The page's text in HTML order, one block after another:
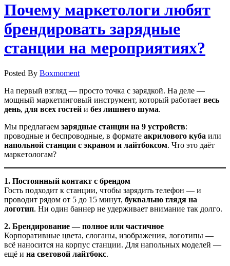
Почему маркетологи любят
брендировать зарядные
станции на мероприятиях?
Posted By Boxmoment
На первый взгляд — просто точка с зарядкой. На деле —
мощный маркетинговый инструмент, который работает весь
день, для всех гостей и без лишнего шума.
Мы предлагаем зарядные станции на 9 устройств:
проводные и беспроводные, в формате акрилового куба или
напольной станции с экраном и лайтбоксом. Что это даёт
маркетологам?
1. Постоянный контакт с брендом
Гость подходит к станции, чтобы зарядить телефон — и
проводит рядом от 5 до 15 минут, буквально глядя на
логотип. Ни один баннер не удерживает внимание так долго.
2. Брендирование — полное или частичное
Корпоративные цвета, слоганы, изображения, логотипы —
всё наносится на корпус станции. Для напольных моделей —
ещё и на световой лайтбокс.